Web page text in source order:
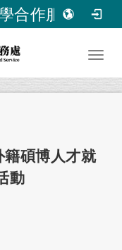
合作服務處
碩博人才就
動